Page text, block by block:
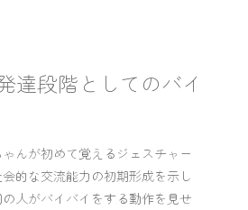
達段階としてのバイ
ゃんが初めて覚えるジェスチャー
的な交流能力の初期形成を示し
人がバイバイをする動作を見せ